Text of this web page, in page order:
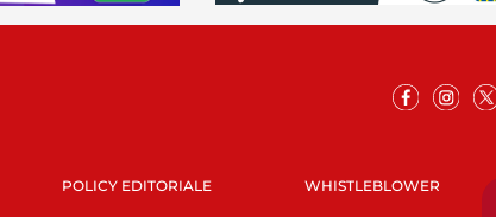
POLICY EDITORIALE WHISTLEBLOWER